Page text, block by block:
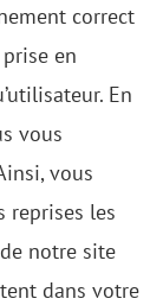
correct
en
En
vous
vous
reprises les
notre site
dans votre